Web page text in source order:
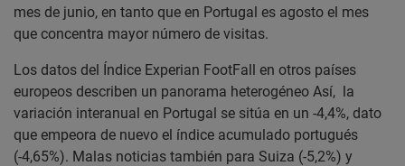
mes de junio, en tanto que en Portugal es agosto el mes
que concentra mayor número de visitas.
Los datos del Índice Experian FootFall en otros países
europeos describen un panorama heterogéneo Así, la
variación interanual en Portugal se sitúa en un -4,4%, dato
que empeora de nuevo el índice acumulado portugués
(-4,65%). Malas noticias también para Suiza (-5,2%) y